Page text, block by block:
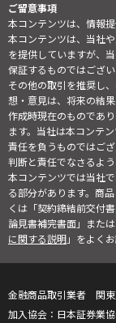
ご留意事項
本コンテンツは、情報
本コンテンツは、当社
を提供していますが、
保証するものではござ
その他の取引を推奨し
想・意見は、将来の結
作成時現在のものであ
ます。当社は本コンテ
責任を負うものではご
判断と責任でなさるよう
本コンテンツでは当社
る部分があります。商
くは「契約締結前交付
論見書補完書面」また
に関する説明」をよく
金融商品取引業者 関
日本証券業